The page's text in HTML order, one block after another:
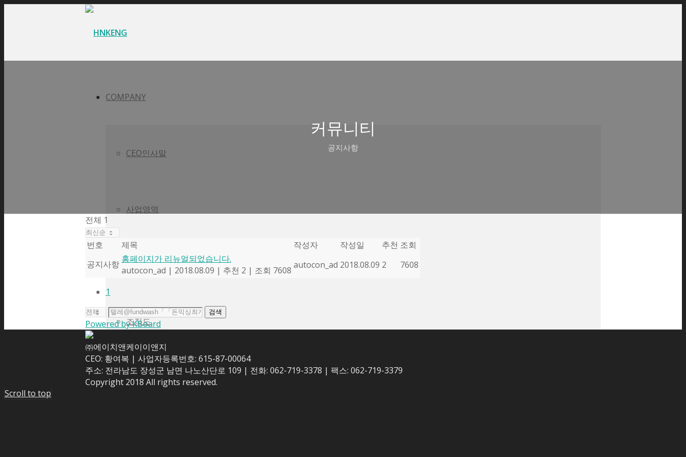
COMPANY
CEO인사말
사업영역
연혁
조직도
인증현황
커뮤니티
공지사항
전체 1
번호 제목 작성자 작성일 추천 조회
공지사항 홈페이지가 리뉴얼되었습니다.
autocon_ad | 2018.08.09 | 추천 2 | 조회 7608 autocon_ad 2018.08.09 2 7608
1
검색
Powered by KBoard
㈜에이치앤케이이앤지
CEO: 황여복 | 사업자등록번호: 615-87-00064
주소: 전라남도 장성군 남면 나노산단로 109 | 전화: 062-719-3378 | 팩스: 062-719-3379
Copyright 2018 All rights reserved.
Scroll to top